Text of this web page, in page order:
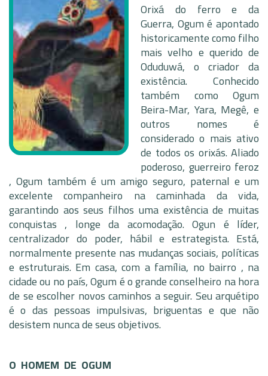
Orixá do ferro e da
Guerra, Ogum é apontado
historicamente como filho
mais velho e querido de
Oduduwá, o criador da
existência. Conhecido
também como Ogum
Beira-Mar, Yara, Megê, e
outros nomes é
considerado o mais ativo
de todos os orixás. Aliado
poderoso, guerreiro feroz
, Ogum também é um amigo seguro, paternal e um
excelente companheiro na caminhada da vida,
garantindo aos seus filhos uma existência de muitas
conquistas , longe da acomodação. Ogun é líder,
centralizador do poder, hábil e estrategista. Está,
normalmente presente nas mudanças sociais, políticas
e estruturais. Em casa, com a família, no bairro , na
cidade ou no país, Ogum é o grande conselheiro na hora
de se escolher novos caminhos a seguir. Seu arquétipo
é o das pessoas impulsivas, briguentas e que não
desistem nunca de seus objetivos.
O HOMEM DE OGUM